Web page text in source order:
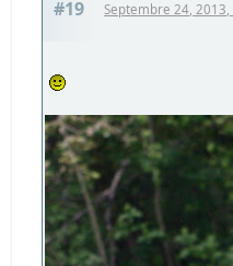
#19 Septembre 24, 2013,